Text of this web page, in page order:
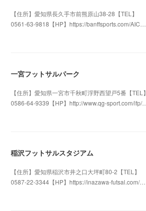
【住所】愛知県長久手市前熊原山38-28【TEL】
0561-63-9818【HP】https://banffsports.com/AIC…
一宮フットサルパーク
【住所】愛知県一宮市千秋町浮野西望戸5番【TEL】
0586-64-9339【HP】http://www.qg-sport.com/ifp/…
稲沢フットサルスタジアム
【住所】愛知県稲沢市井之口大坪町80-2【TEL】
0587-22-3344【HP】https://inazawa-futsal.com/…